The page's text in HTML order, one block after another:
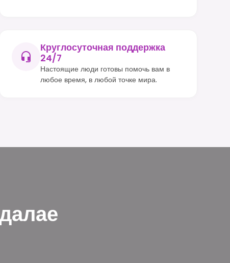
Круглосуточная поддержка
24/7
Настоящие люди готовы помочь вам в
любое время, в любой точке мира.